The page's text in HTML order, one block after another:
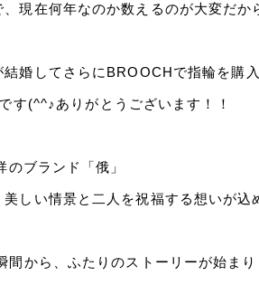
現在何年なのか数えるのが大変だ
婚してさらにBROOCHで指輪を購
す(^^♪ありがとうございます！！
ブランド「俄」
しい情景と二人を祝福する想いが込
から、ふたりのストーリーが始まり